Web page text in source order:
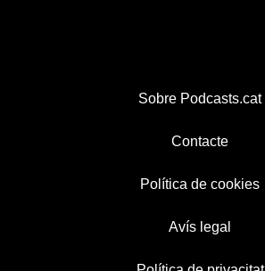
Sobre Podcasts.cat
Contacte
Política de cookies
Avís legal